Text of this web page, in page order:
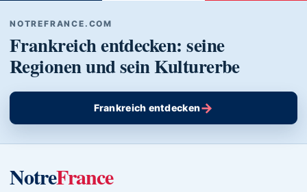
NOTREFRANCE.COM
Frankreich entdecken: seine
Regionen und sein Kulturerbe
Frankreich entdecken→
NotreFrance